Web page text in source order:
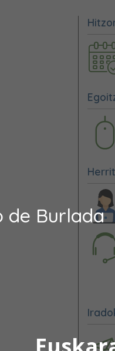
de Burlada